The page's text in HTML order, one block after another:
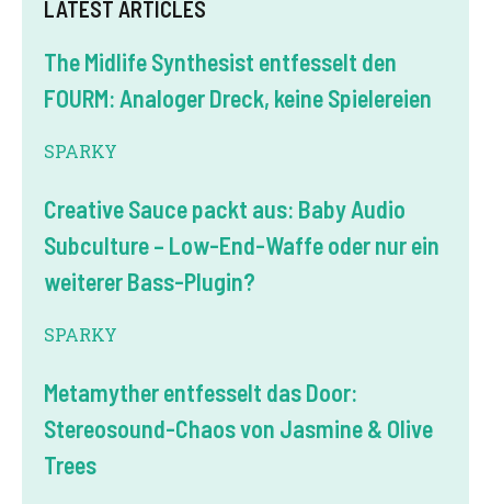
LATEST ARTICLES
The Midlife Synthesist entfesselt den
FOURM: Analoger Dreck, keine Spielereien
SPARKY
Creative Sauce packt aus: Baby Audio
Subculture – Low-End-Waffe oder nur ein
weiterer Bass-Plugin?
SPARKY
Metamyther entfesselt das Door:
Stereosound-Chaos von Jasmine & Olive
Trees